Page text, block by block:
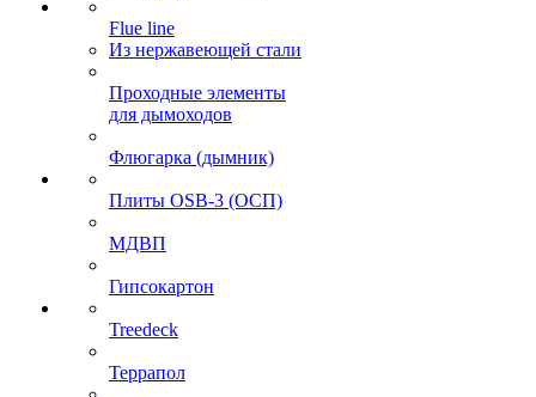
Flue line
Из нержавеющей стали
Проходные элементы
для дымоходов
Флюгарка (дымник)
Плиты OSB-3 (ОСП)
МДВП
Гипсокартон
Treedeck
Террапол